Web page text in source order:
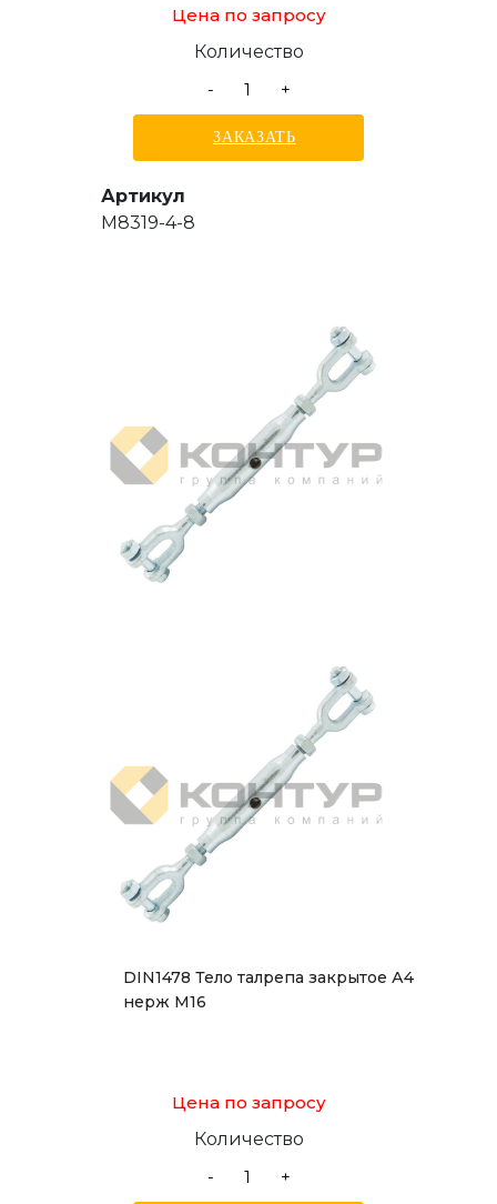
Цена по запросу
Количество
-
+
ЗАКАЗАТЬ
Артикул
M8319-4-8
DIN1478 Тело талрепа закрытое А4
нерж М16
Цена по запросу
Количество
-
+